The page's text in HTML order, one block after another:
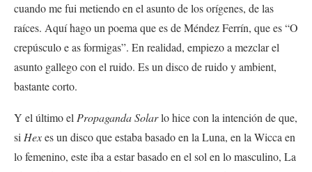
cuando me fui metiendo en el asunto de los orígenes, de las
raíces. Aquí hago un poema que es de Méndez Ferrín, que es “O
crepúsculo e as formigas”. En realidad, empiezo a mezclar el
asunto gallego con el ruido. Es un disco de ruido y ambient,
bastante corto.
Y el último elPropaganda Solarlo hice con la intención de que,
siHexes un disco que estaba basado en la Luna, en la Wicca en
lo femenino, este iba a estar basado en el sol en lo masculino, La